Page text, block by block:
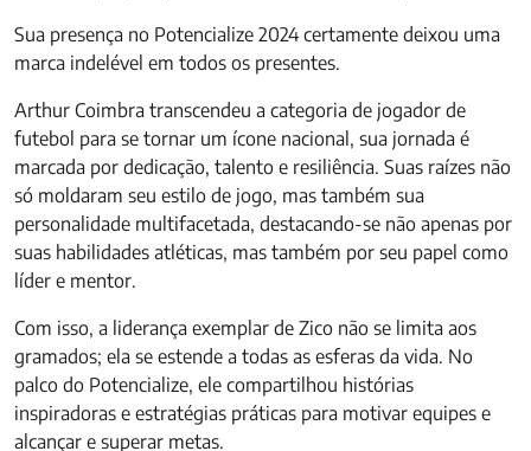
Sua presença no Potencialize 2024 certamente deixou uma
marca indelével em todos os presentes.
Arthur Coimbra transcendeu a categoria de jogador de
futebol para se tornar um ícone nacional, sua jornada é
marcada por dedicação, talento e resiliência. Suas raízes não
só moldaram seu estilo de jogo, mas também sua
personalidade multifacetada, destacando-se não apenas por
suas habilidades atléticas, mas também por seu papel como
líder e mentor.
Com isso, a liderança exemplar de Zico não se limita aos
gramados; ela se estende a todas as esferas da vida. No
palco do Potencialize, ele compartilhou histórias
inspiradoras e estratégias práticas para motivar equipes e
alcançar e superar metas.